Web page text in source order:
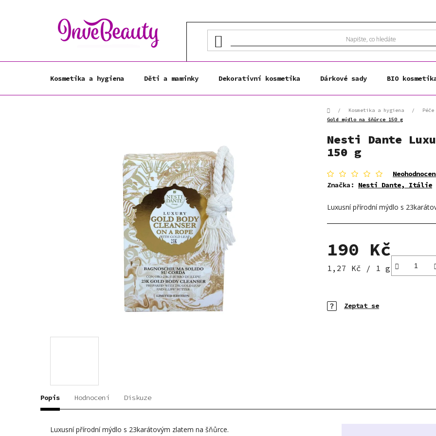
Kosmetika a hygiena Děti a maminky Dekorativní kosmetika Dárkové sady BIO
Domů/ Kosmetika a hygiena /
Gold mýdlo na šňůrce 150 g
Nesti Dante
150 g
Průměrné
hodnocení
produktu
0,0
5
Značka: Nesti Dante, Itálie
Luxusní přírodní mýdlo s
190 Kč
Měrná cena:
1,27 Kč / 1 g
Zeptat se
Popis Hodnocení Diskuze
Luxusní přírodní mýdlo s 23karátovým zlatem na šňůrce.